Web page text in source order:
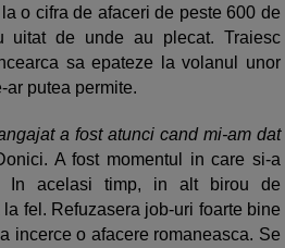
o cifra de afaceri de peste 600 de
de unde au plecat. Traiesc
sa epateze la volanul unor
ar putea permite.
a fost atunci cand mi-am dat
A fost momentul in care si-a
In acelasi timp, in alt birou de
fel. Refuzasera job-uri foarte bine
incerce o afacere romaneasca. Se